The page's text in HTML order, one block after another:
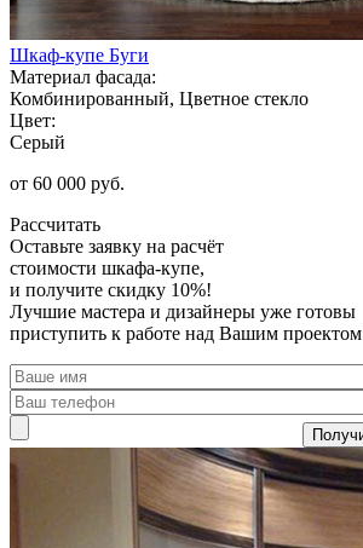
Шкаф-купе Буги
Материал фасада:
Комбинированный, Цветное стекло
Цвет:
Серый
от 60 000 руб.
Рассчитать
Оставьте заявку на расчёт
стоимости шкафа-купе,
и получите скидку 10%!
Лучшие мастера и дизайнеры уже готовы
приступить к работе над Вашим проектом